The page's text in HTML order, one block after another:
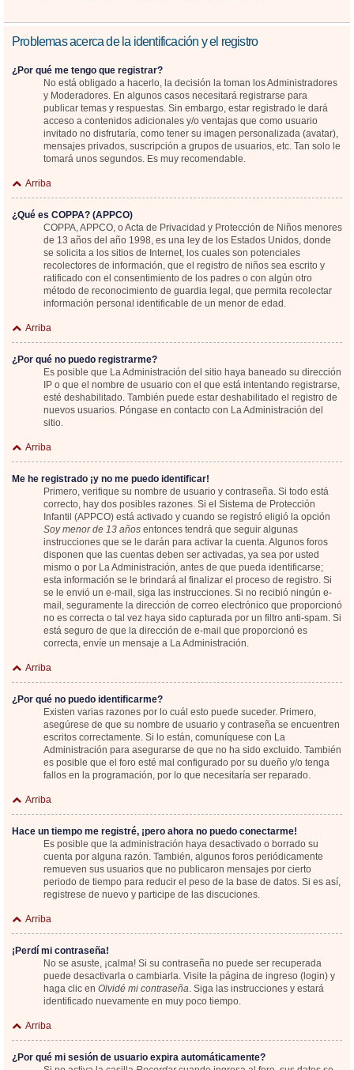
Problemas acerca de la identificación y el registro
¿Por qué me tengo que registrar?
No está obligado a hacerlo, la decisión la toman los Administradores
y Moderadores. En algunos casos necesitará registrarse para
publicar temas y respuestas. Sin embargo, estar registrado le dará
acceso a contenidos adicionales y/o ventajas que como usuario
invitado no disfrutaría, como tener su imagen personalizada (avatar),
mensajes privados, suscripción a grupos de usuarios, etc. Tan solo le
tomará unos segundos. Es muy recomendable.
Arriba
¿Qué es COPPA? (APPCO)
COPPA, APPCO, o Acta de Privacidad y Protección de Niños menores
de 13 años del año 1998, es una ley de los Estados Unidos, donde
se solicita a los sitios de Internet, los cuales son potenciales
recolectores de información, que el registro de niños sea escrito y
ratificado con el consentimiento de los padres o con algún otro
método de reconocimiento de guardia legal, que permita recolectar
información personal identificable de un menor de edad.
Arriba
¿Por qué no puedo registrarme?
Es posible que La Administración del sitio haya baneado su dirección
IP o que el nombre de usuario con el que está intentando registrarse,
esté deshabilitado. También puede estar deshabilitado el registro de
nuevos usuarios. Póngase en contacto con La Administración del
sitio.
Arriba
Me he registrado ¡y no me puedo identificar!
Primero, verifique su nombre de usuario y contraseña. Si todo está
correcto, hay dos posibles razones. Si el Sistema de Protección
Infantil (APPCO) está activado y cuando se registró eligió la opción
Soy menor de 13 años entonces tendrá que seguir algunas
instrucciones que se le darán para activar la cuenta. Algunos foros
disponen que las cuentas deben ser activadas, ya sea por usted
mismo o por La Administración, antes de que pueda identificarse;
esta información se le brindará al finalizar el proceso de registro. Si
se le envió un e-mail, siga las instrucciones. Si no recibió ningún e-
mail, seguramente la dirección de correo electrónico que proporcionó
no es correcta o tal vez haya sido capturada por un filtro anti-spam. Si
está seguro de que la dirección de e-mail que proporcionó es
correcta, envíe un mensaje a La Administración.
Arriba
¿Por qué no puedo identificarme?
Existen varias razones por lo cuál esto puede suceder. Primero,
asegúrese de que su nombre de usuario y contraseña se encuentren
escritos correctamente. Si lo están, comuníquese con La
Administración para asegurarse de que no ha sido excluido. También
es posible que el foro esté mal configurado por su dueño y/o tenga
fallos en la programación, por lo que necesitaría ser reparado.
Arriba
Hace un tiempo me registré, ¡pero ahora no puedo conectarme!
Es posible que la administración haya desactivado o borrado su
cuenta por alguna razón. También, algunos foros periódicamente
remueven sus usuarios que no publicaron mensajes por cierto
periodo de tiempo para reducir el peso de la base de datos. Si es así,
registrese de nuevo y participe de las discuciones.
Arriba
¡Perdí mi contraseña!
No se asuste, ¡calma! Si su contraseña no puede ser recuperada
puede desactivarla o cambiarla. Visite la página de ingreso (login) y
haga clic en Olvidé mi contraseña. Siga las instrucciones y estará
identificado nuevamente en muy poco tiempo.
Arriba
¿Por qué mi sesión de usuario expira automáticamente?